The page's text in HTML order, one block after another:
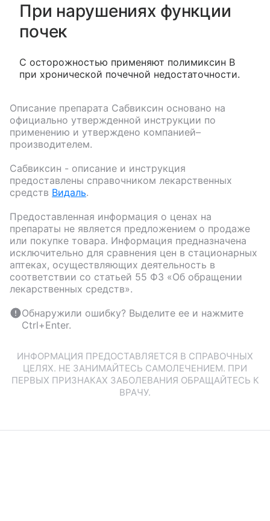
При нарушениях функции
почек
С осторожностью применяют полимиксин В
при хронической почечной недостаточности.
Описание препарата Сабвиксин основано на
официально утвержденной инструкции по
применению и утверждено компанией–
производителем.
Сабвиксин - описание и инструкция
предоставлены справочником лекарственных
средств Видаль.
Предоставленная информация о ценах на
препараты не является предложением о продаже
или покупке товара. Информация предназначена
исключительно для сравнения цен в стационарных
аптеках, осуществляющих деятельность в
соответствии со статьей 55 ФЗ «Об обращении
лекарственных средств».
Обнаружили ошибку? Выделите ее и нажмите
Ctrl+Enter.
ИНФОРМАЦИЯ ПРЕДОСТАВЛЯЕТСЯ В СПРАВОЧНЫХ
ЦЕЛЯХ. НЕ ЗАНИМАЙТЕСЬ САМОЛЕЧЕНИЕМ. ПРИ
ПЕРВЫХ ПРИЗНАКАХ ЗАБОЛЕВАНИЯ ОБРАЩАЙТЕСЬ К
ВРАЧУ.